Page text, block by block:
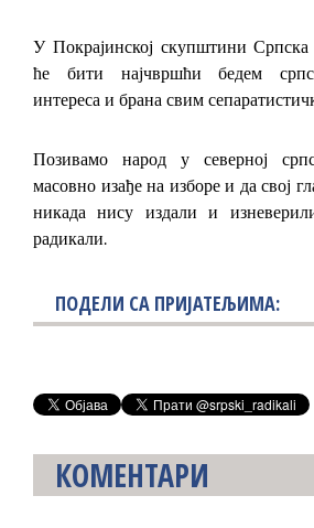
У Покрајинској скупштини Српска
ће бити најчвршћи бедем
интереса и брана свим
Позивамо народ у северној
масовно изађе на изборе и да свој
никада нису издали и
радикали.
ПОДЕЛИ СА ПРИЈАТЕЉИМА:
КОМЕНТАРИ